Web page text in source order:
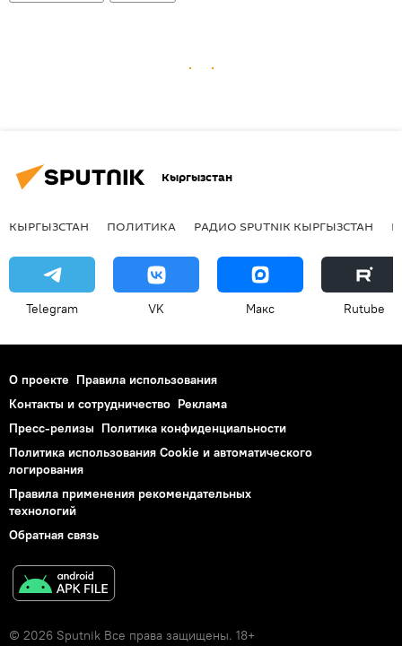
Кыргызстан
КЫРГЫЗСТАН ПОЛИТИКА РАДИО SPUTNIK КЫРГЫЗСТАН
Telegram VK Макс Rutube
О проекте Правила использования
Контакты и сотрудничество Реклама
Пресс-релизы Политика конфиденциальности
Политика использования Cookie и автоматического
логирования
Правила применения рекомендательных
технологий
Обратная связь
© 2026 Sputnik Все права защищены. 18+